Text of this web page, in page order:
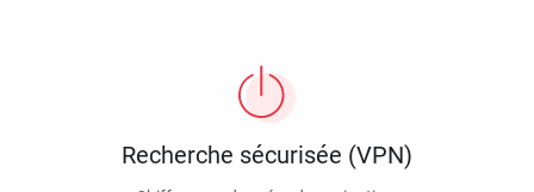
Recherche sécurisée (VPN)